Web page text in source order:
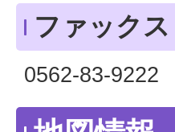
ファックス
0562-83-9222